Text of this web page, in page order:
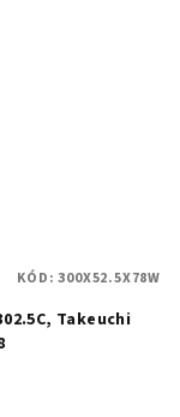
Takeuchi
KÓD:300X52.5X78W